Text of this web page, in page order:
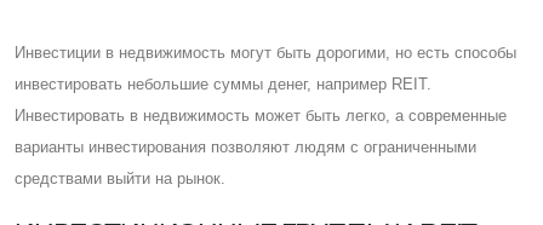
Инвестиции в недвижимость могут быть дорогими, но есть способы
инвестировать небольшие суммы денег, например REIT.
Инвестировать в недвижимость может быть легко, а современные
варианты инвестирования позволяют людям с ограниченными
средствами выйти на рынок.